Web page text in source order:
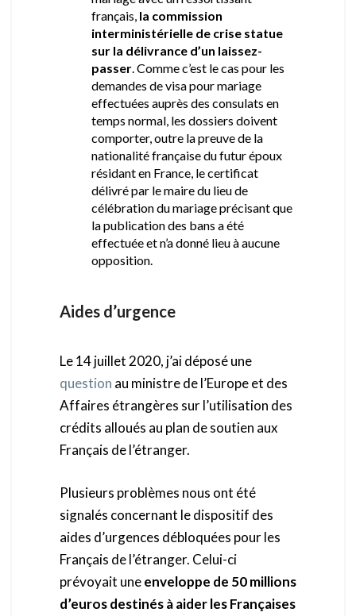
français, la commission
interministérielle de crise statue
sur la délivrance d’un laissez-
passer. Comme c’est le cas pour les
demandes de visa pour mariage
effectuées auprès des consulats en
temps normal, les dossiers doivent
comporter, outre la preuve de la
nationalité française du futur époux
résidant en France, le certificat
délivré par le maire du lieu de
célébration du mariage précisant que
la publication des bans a été
effectuée et n’a donné lieu à aucune
opposition.
Aides d’urgence
Le 14 juillet 2020, j’ai déposé une
question au ministre de l’Europe et des
Affaires étrangères sur l’utilisation des
crédits alloués au plan de soutien aux
Français de l’étranger.
Plusieurs problèmes nous ont été
signalés concernant le dispositif des
aides d’urgences débloquées pour les
Français de l’étranger. Celui-ci
prévoyait uneenveloppe de 50 millions
d’euros destinés à aider les Françaises